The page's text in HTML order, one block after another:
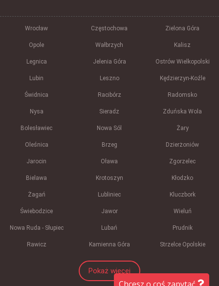
Wrocław Częstochowa Zielona Góra
Opole Wałbrzych Kalisz
Legnica Jelenia Góra Ostrów Wielkopolski
Lubin Leszno Kędzierzyn-Koźle
Świdnica Racibórz Radomsko
Nysa Sieradz Zduńska Wola
Bolesławiec Nowa Sól Żary
Oleśnica Brzeg Dzierżoniów
Jarocin Oława Zgorzelec
Bielawa Krotoszyn Kłodzko
Żagań Lubliniec Kluczbork
Świebodzice Jawor Wieluń
Nowa Ruda - Słupiec Lubań Prudnik
Rawicz Kamienna Góra Strzelce Opolskie
Pokaż więcej